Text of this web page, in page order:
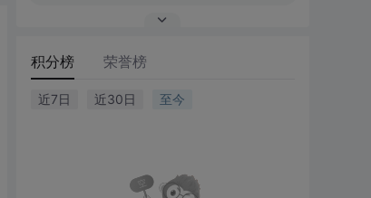
积分榜 荣誉榜
近7日 近30日 至今